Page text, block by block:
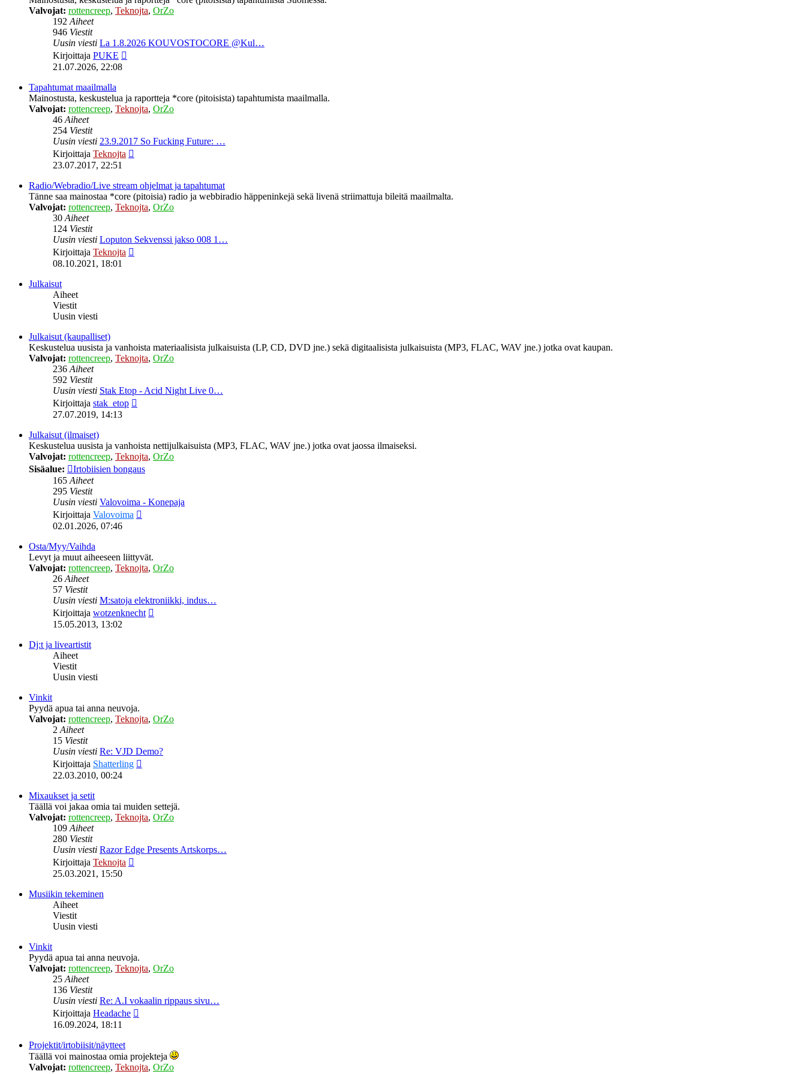
Valvojat: rottencreep, Teknojta, OrZo
192Aiheet
946 Viestit
Uusin viesti La 1.8.2026 KOUVOSTOCORE @Kul…
Kirjoittaja PUKE
21.07.2026, 22:08
Tapahtumat maailmalla
Mainostusta, keskustelua ja raportteja *core (pitoisista) tapahtumista maailmalla.
Valvojat: rottencreep, Teknojta, OrZo
46Aiheet
254 Viestit
Uusin viesti 23.9.2017 So Fucking Future: …
Kirjoittaja Teknojta
23.07.2017, 22:51
Radio/Webradio/Live stream ohjelmat ja tapahtumat
Tänne saa mainostaa *core (pitoisia) radio ja webbiradio häppeninkejä sekä livenä striimattuja bileitä maailmalta.
Valvojat: rottencreep, Teknojta, OrZo
30Aiheet
124 Viestit
Uusin viesti Loputon Sekvenssi jakso 008 1…
Kirjoittaja Teknojta
08.10.2021, 18:01
Julkaisut
Aiheet
Viestit
Uusin viesti
Julkaisut (kaupalliset)
Keskustelua uusista ja vanhoista materiaalisista julkaisuista (LP, CD, DVD jne.) sekä digitaalisista julkaisuista (MP3, FLAC, WAV jne.) jotka ovat kaupan.
Valvojat: rottencreep, Teknojta, OrZo
236Aiheet
592 Viestit
Uusin viesti Stak Etop - Acid Night Live 0…
Kirjoittaja stak_etop
27.07.2019, 14:13
Julkaisut (ilmaiset)
Keskustelua uusista ja vanhoista nettijulkaisuista (MP3, FLAC, WAV jne.) jotka ovat jaossa ilmaiseksi.
Valvojat: rottencreep, Teknojta, OrZo
Sisäalue:
Irtobiisien bongaus
165Aiheet
295 Viestit
Uusin viesti Valovoima - Konepaja
Kirjoittaja Valovoima
02.01.2026, 07:46
Osta/Myy/Vaihda
Levyt ja muut aiheeseen liittyvät.
Valvojat: rottencreep, Teknojta, OrZo
26Aiheet
57 Viestit
Uusin viesti M:satoja elektroniikki, indus…
Kirjoittaja wotzenknecht
15.05.2013, 13:02
Dj:t ja liveartistit
Aiheet
Viestit
Uusin viesti
Vinkit
Pyydä apua tai anna neuvoja.
Valvojat: rottencreep, Teknojta, OrZo
2Aiheet
15 Viestit
Uusin viesti Re: VJD Demo?
Kirjoittaja Shatterling
22.03.2010, 00:24
Mixaukset ja setit
Täällä voi jakaa omia tai muiden settejä.
Valvojat: rottencreep, Teknojta, OrZo
109Aiheet
280 Viestit
Uusin viesti Razor Edge Presents Artskorps…
Kirjoittaja Teknojta
25.03.2021, 15:50
Musiikin tekeminen
Aiheet
Viestit
Uusin viesti
Vinkit
Pyydä apua tai anna neuvoja.
Valvojat: rottencreep, Teknojta, OrZo
25Aiheet
136 Viestit
Uusin viesti Re: A.I vokaalin rippaus sivu…
Kirjoittaja Headache
16.09.2024, 18:11
Projektit/irtobiisit/näytteet
Täällä voi mainostaa omia projekteja
Valvojat: rottencreep, Teknojta, OrZo